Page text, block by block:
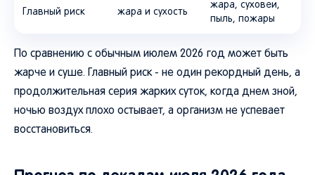
Главный риск жара и сухость
жара, суховеи,
пыль, пожары
По сравнению с обычным июлем 2026 год может быть
жарче и суше. Главный риск - не один рекордный день, а
продолжительная серия жарких суток, когда днем зной,
ночью воздух плохо остывает, а организм не успевает
восстановиться.